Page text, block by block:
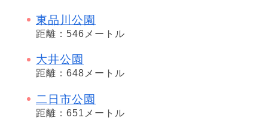
東品川公園
距離：546メートル
大井公園
距離：648メートル
二日市公園
距離：651メートル